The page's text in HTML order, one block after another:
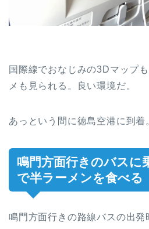
国際線でおなじみの3Dマップ
メも見られる。良い環境だ。
あっという間に徳島空港に到着
鳴門方面行きのバスに
で半ラーメンを食べる
鳴門方面行きの路線バスの出発